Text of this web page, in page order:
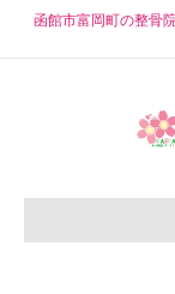
函館市富岡町の整骨